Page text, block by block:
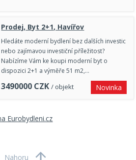
Prodej, Byt 2+1, Havířov
Hledáte moderní bydlení bez dalších investic
nebo zajímavou investiční příležitost?
Nabízíme Vám ke koupi moderní byt o
dispozici 2+1 a výměře 51 m2,…
3490000 CZK / objekt Novinka
Eurobydleni.cz
Nahoru